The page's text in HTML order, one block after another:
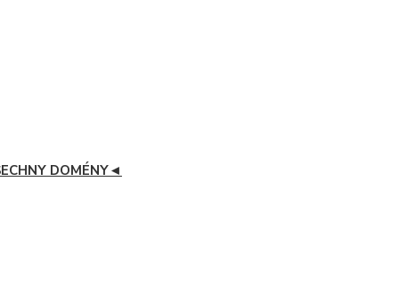
DOMÉNY◄